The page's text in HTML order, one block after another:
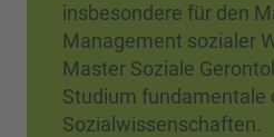
insbesondere für den
Management sozialer
Master Soziale
Studium fundamentale
Sozialwissenschaften.